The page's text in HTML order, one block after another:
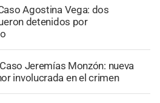
Agostina Vega: dos
detenidos por
Caso Jeremías Monzón: nueva
involucrada en el crimen